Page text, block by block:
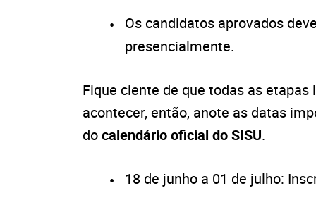
Os candidatos aprovados
presencialmente.
Fique ciente de que todas as
acontecer, então, anote as datas
docalendário oficial do SISU.
18 de junho a 01 de julho: